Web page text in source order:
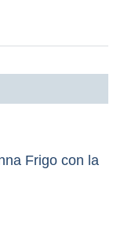
Frigo con la